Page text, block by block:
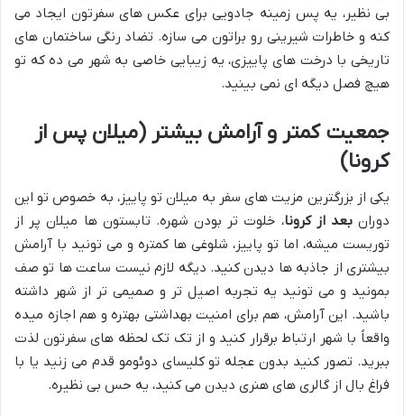
بی نظیر، یه پس زمینه جادویی برای عکس های سفرتون ایجاد می
کنه و خاطرات شیرینی رو براتون می سازه. تضاد رنگی ساختمان های
تاریخی با درخت های پاییزی، یه زیبایی خاصی به شهر می ده که تو
هیچ فصل دیگه ای نمی بینید.
جمعیت کمتر و آرامش بیشتر (میلان پس از
کرونا)
یکی از بزرگترین مزیت های سفر به میلان تو پاییز، به خصوص تو این
دورانبعد از کرونا، خلوت تر بودن شهره. تابستون ها میلان پر از
توریست میشه، اما تو پاییز، شلوغی ها کمتره و می تونید با آرامش
بیشتری از جاذبه ها دیدن کنید. دیگه لازم نیست ساعت ها تو صف
بمونید و می تونید یه تجربه اصیل تر و صمیمی تر از شهر داشته
باشید. این آرامش، هم برای امنیت بهداشتی بهتره و هم اجازه میده
واقعاً با شهر ارتباط برقرار کنید و از تک تک لحظه های سفرتون لذت
ببرید. تصور کنید بدون عجله تو کلیسای دوئومو قدم می زنید یا با
فراغ بال از گالری های هنری دیدن می کنید، یه حس بی نظیره.